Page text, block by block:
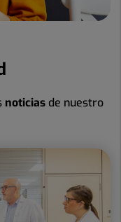
noticias de nuestro